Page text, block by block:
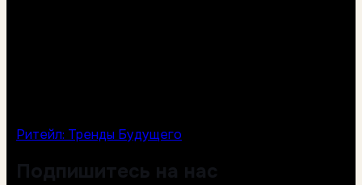
Ритейл: Тренды Будущего
Подпишитесь на нас